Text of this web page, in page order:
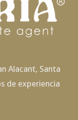
Alacant, Santa
de experiencia